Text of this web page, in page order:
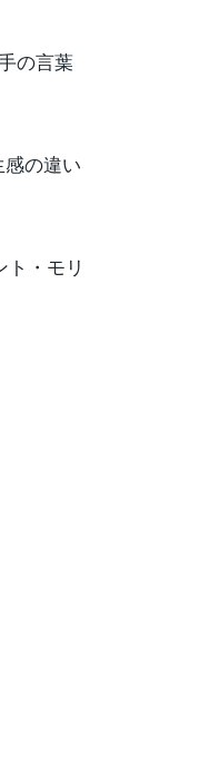
の言葉
の違い
・モリ